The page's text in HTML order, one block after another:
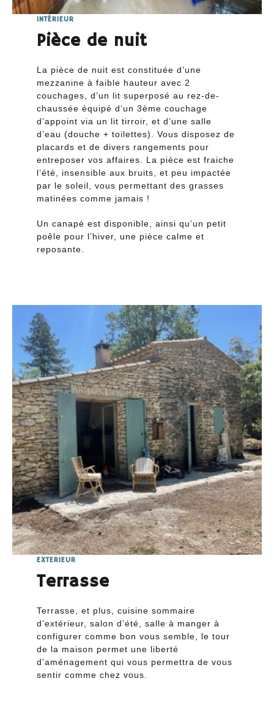
INTÉRIEUR
Pièce de nuit
La pièce de nuit est constituée d’une
mezzanine à faible hauteur avec 2
couchages, d’un lit superposé au rez-de-
chaussée équipé d’un 3ème couchage
d’appoint via un lit tirroir, et d’une salle
d’eau (douche + toilettes). Vous disposez de
placards et de divers rangements pour
entreposer vos affaires. La pièce est fraiche
l’été, insensible aux bruits, et peu impactée
par le soleil, vous permettant des grasses
matinées comme jamais !
Un canapé est disponible, ainsi qu’un petit
poêle pour l’hiver, une pièce calme et
reposante.
EXTERIEUR
Terrasse
Terrasse, et plus, cuisine sommaire
d’extérieur, salon d’été, salle à manger à
configurer comme bon vous semble, le tour
de la maison permet une liberté
d’aménagement qui vous permettra de vous
sentir comme chez vous.